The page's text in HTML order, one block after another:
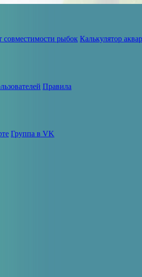
совместимости рыбок Калькулятор
Правила
Группа в VK